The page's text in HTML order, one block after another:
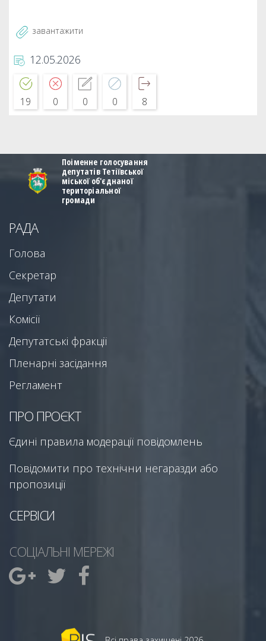
завантажити
12.05.2026
19 0 0 0 8
Поіменне голосування
депутатів Тетіївської
міської об'єднаної
територіальної
громади
РАДА
Голова
Секретар
Депутати
Комісії
Депутатські фракції
Пленарні засідання
Регламент
ПРО ПРОЄКТ
Єдині правила модерації повідомлень
Повідомити про технічни негаразди або
пропозиції
СЕРВІСИ
СОЦІАЛЬНІ МЕРЕЖІ